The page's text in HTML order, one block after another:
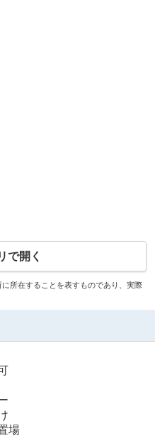
で開く
所在することを表すものであり、実際
場